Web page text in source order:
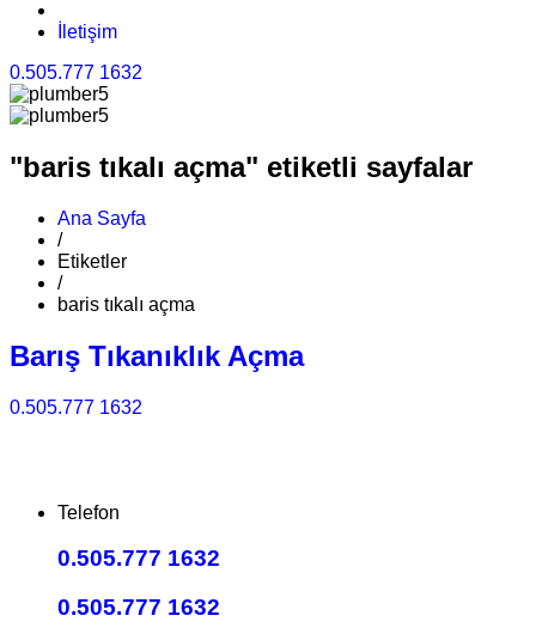
İletişim
0.505.777 1632
"baris tıkalı açma" etiketli sayfalar
Ana Sayfa
/
Etiketler
/
baris tıkalı açma
Barış Tıkanıklık Açma
0.505.777 1632
Telefon
0.505.777 1632
0.505.777 1632